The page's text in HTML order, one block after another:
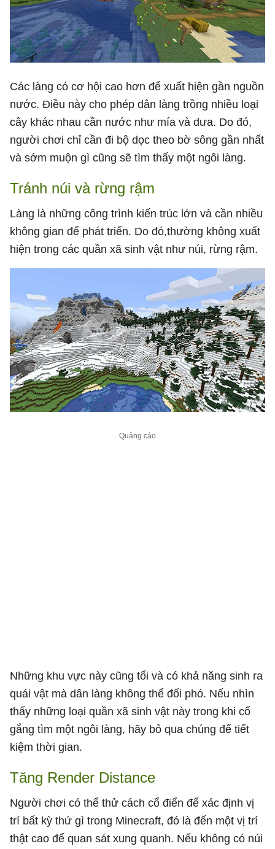
Các làng có cơ hội cao hơn để xuất hiện gần nguồn
nước. Điều này cho phép dân làng trồng nhiều loại
cây khác nhau cần nước như mía và dưa. Do đó,
người chơi chỉ cần đi bộ dọc theo bờ sông gần nhất
và sớm muộn gì cũng sẽ tìm thấy một ngôi làng.
Tránh núi và rừng rậm
Làng là những công trình kiến ​​trúc lớn và cần nhiều
không gian để phát triển. Do đó,thường không xuất
hiện trong các quần xã sinh vật như núi, rừng rậm.
Những khu vực này cũng tối và có khả năng sinh ra
quái vật mà dân làng không thể đối phó. Nếu nhìn
thấy những loại quần xã sinh vật này trong khi cố
gắng tìm một ngôi làng, hãy bỏ qua chúng để tiết
kiệm thời gian.
Tăng Render Distance
Người chơi có thể thử cách cổ điển để xác định vị
trí bất kỳ thứ gì trong Minecraft, đó là đến một vị trí
thật cao để quan sát xung quanh. Nếu không có núi